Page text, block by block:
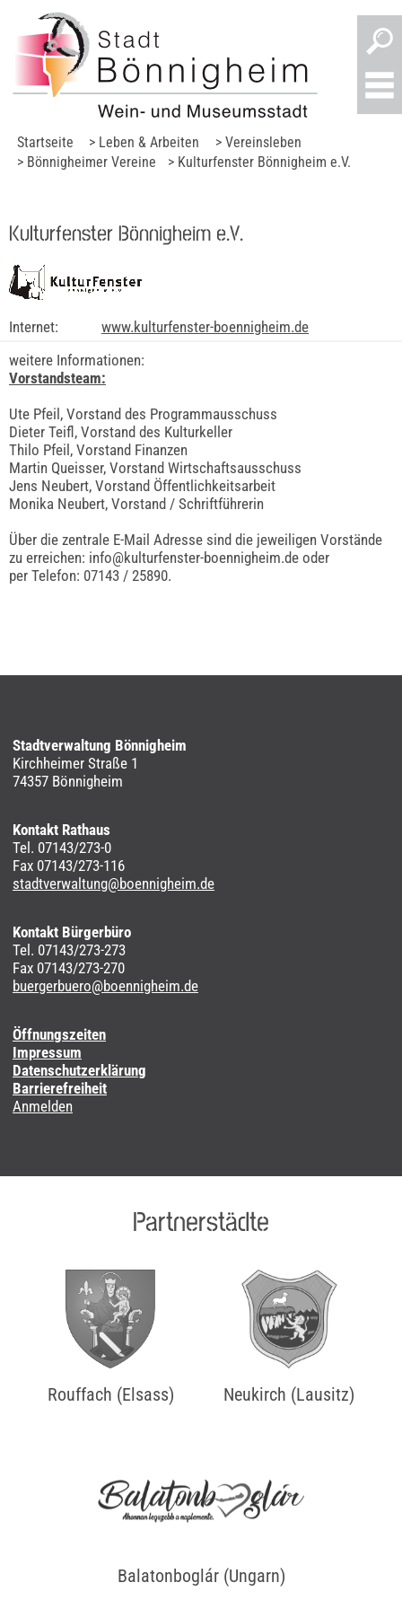
Startseite > Leben & Arbeiten
> Vereinsleben
> Bönnigheimer Vereine
> Kulturfenster Bönnigheim e.V.
Kulturfenster Bönnigheim e.V.
Internet:
www.kulturfenster-boennigheim.de
weitere Informationen:
Vorstandsteam:
Ute Pfeil, Vorstand des Programmausschuss
Dieter Teifl, Vorstand des Kulturkeller
Thilo Pfeil, Vorstand Finanzen
Martin Queisser, Vorstand Wirtschaftsausschuss
Jens Neubert, Vorstand Öffentlichkeitsarbeit
Monika Neubert, Vorstand / Schriftführerin
Über die zentrale E-Mail Adresse sind die jeweiligen Vorstände
zu erreichen: info@kulturfenster-boennigheim.de oder
per Telefon: 07143 / 25890.
Stadtverwaltung Bönnigheim
Kirchheimer Straße 1
74357 Bönnigheim
Kontakt Rathaus
Tel. 07143/273-0
Fax 07143/273-116
stadtverwaltung@boennigheim.de
Kontakt Bürgerbüro
Tel. 07143/273-273
Fax 07143/273-270
buergerbuero@boennigheim.de
Öffnungszeiten
Impressum
Datenschutzerklärung
Barrierefreiheit
Anmelden
Partnerstädte
Rouffach (Elsass) Neukirch (Lausitz)
Balatonboglár (Ungarn)